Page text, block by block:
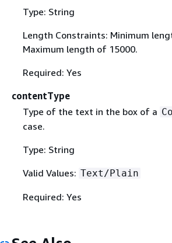
Type: String
Length Constraints: Minimum
Maximum length of 15000.
Required: Yes
contentType
Type of the text in the box of a
case.
Type: String
Valid Values: Text/Plain
Required: Yes